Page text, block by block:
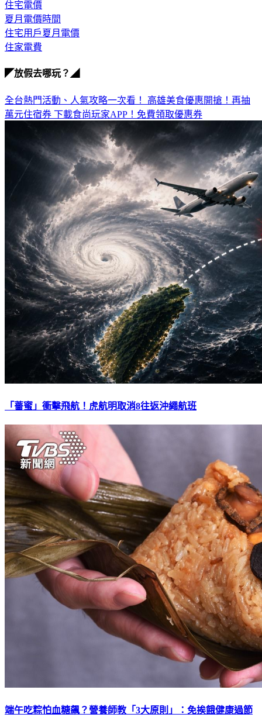
住宅電價
夏月電價時間
住宅用戶夏月電價
住家電費
◤放假去哪玩？◢
全台熱門活動、人氣攻略一次看！ 高雄美食優惠開搶！再抽
萬元住宿券 下載食尚玩家APP！免費領取優惠券
「薔蜜」衝擊飛航！虎航明取消8往返沖繩航班
端午吃粽怕血糖飆？營養師教「3大原則」：免挨餓健康過節